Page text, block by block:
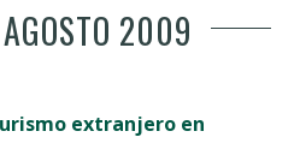
2009
extranjero en